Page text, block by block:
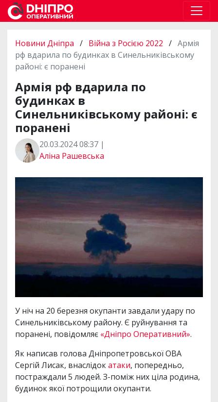
Новини Дніпра / Війна з Росією 2022 / Армія
рф вдарила по будинках в Синельниківському
районі: є поранені
Армія рф вдарила по
будинках в
Синельниківському районі: є
поранені
20.03.2024 08:37 |
Аліна Рашевська
У ніч на 20 березня окупанти завдали удару по
Синельниківському району. Є руйнування та
поранені, повідомляє «Дніпро Оперативний».
Як написав голова Дніпропетровської ОВА
Сергій Лисак, внаслідокатаки, попередньо,
постраждали 5 людей. З-поміж них ціла родина,
будинок якої потрощили окупанти.